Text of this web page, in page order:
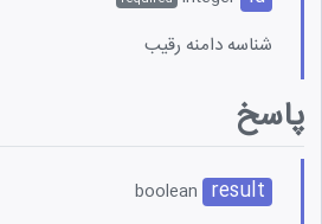
شناسه دامنه رقیب
پاسخ
result
boolean